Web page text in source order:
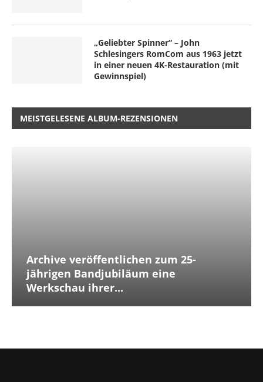
„Geliebter Spinner“ – John
Schlesingers RomCom aus 1963 jetzt
in einer neuen 4K-Restauration (mit
Gewinnspiel)
MEISTGELESENE ALBUM-REZENSIONEN
Archive veröffentlichen zum 25-
jährigen Bandjubiläum eine
Werkschau ihrer...